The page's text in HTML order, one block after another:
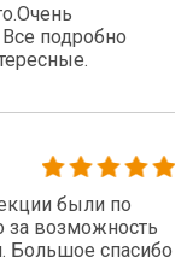
подробно
были по
за возможность
Большое спасибо